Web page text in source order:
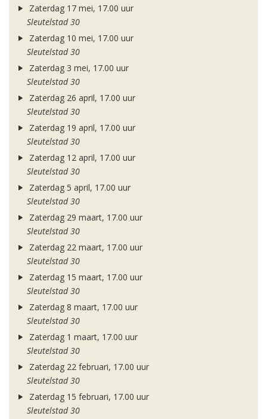
Zaterdag 17 mei, 17.00 uur
Sleutelstad 30
Zaterdag 10 mei, 17.00 uur
Sleutelstad 30
Zaterdag 3 mei, 17.00 uur
Sleutelstad 30
Zaterdag 26 april, 17.00 uur
Sleutelstad 30
Zaterdag 19 april, 17.00 uur
Sleutelstad 30
Zaterdag 12 april, 17.00 uur
Sleutelstad 30
Zaterdag 5 april, 17.00 uur
Sleutelstad 30
Zaterdag 29 maart, 17.00 uur
Sleutelstad 30
Zaterdag 22 maart, 17.00 uur
Sleutelstad 30
Zaterdag 15 maart, 17.00 uur
Sleutelstad 30
Zaterdag 8 maart, 17.00 uur
Sleutelstad 30
Zaterdag 1 maart, 17.00 uur
Sleutelstad 30
Zaterdag 22 februari, 17.00 uur
Sleutelstad 30
Zaterdag 15 februari, 17.00 uur
Sleutelstad 30